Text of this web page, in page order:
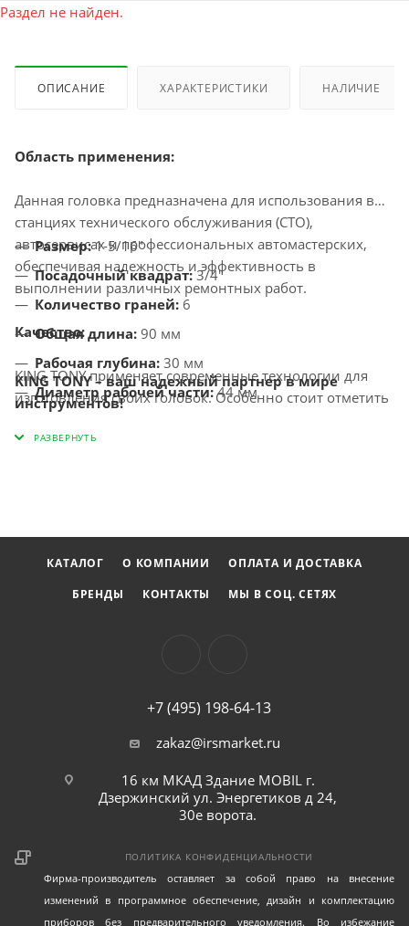
Раздел не найден.
ОПИСАНИЕ ХАРАКТЕРИСТИКИ НАЛИЧИЕ
Область применения:
Данная головка предназначена для использования в
станциях технического обслуживания (СТО),
автосервисах и профессиональных автомастерских,
обеспечивая надежность и эффективность в
выполнении различных ремонтных работ.
Качество:
KING TONY применяет современные технологии для
изготовления своих головок. Особенно стоит отметить
термообработка. Эти методы значительно повышают
установленным ANSI/ASME B107.2, что подтверждает
его высокие эксплуатационные характеристики и
Размер:1-5/16"
Посадочный квадрат:3/4"
Количество граней: 6
Общая длина: 90 мм
Рабочая глубина: 30 мм
Диаметр рабочей части:44 мм
KING TONY – ваш надежный партнер в мире
инструментов!
КАТАЛОГ О КОМПАНИИ
ОПЛАТА И ДОСТАВКА
БРЕНДЫ
КОНТАКТЫ МЫ В СОЦ. СЕТЯХ
+7 (495) 198-64-13
zakaz@irsmarket.ru
16 км МКАД Здание MOBIL г.
Дзержинский ул. Энергетиков д 24,
30е ворота.
ПОЛИТИКА КОНФИДЕНЦИАЛЬНОСТИ
Фирма-производитель оставляет за собой право на внесение
изменений в программное обеспечение, дизайн и комплектацию
приборов без предварительного уведомления. Во избежание